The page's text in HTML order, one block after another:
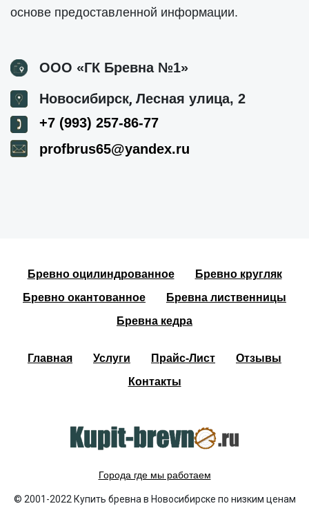
основе предоставленной информации.
ООО «ГК Бревна №1»
Новосибирск, Лесная улица, 2
+7 (993) 257-86-77
profbrus65@yandex.ru
Бревно оцилиндрованное
Бревно кругляк
Бревно окантованное
Бревна лиственницы
Бревна кедра
Главная Услуги Прайс-Лист
Отзывы
Контакты
Города где мы работаем
© 2001-2022 Купить бревна в Новосибирске по низким ценам